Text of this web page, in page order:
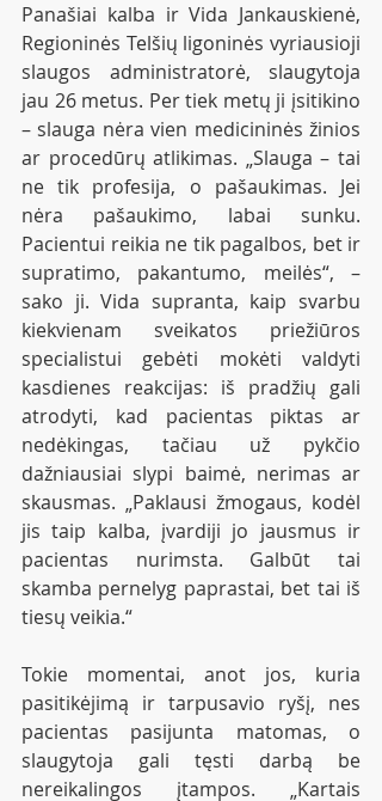
Panašiai kalba ir Vida Jankauskienė,
Regioninės Telšių ligoninės vyriausioji
slaugos administratorė, slaugytoja
jau 26 metus. Per tiek metų ji įsitikino
– slauga nėra vien medicininės žinios
ar procedūrų atlikimas. „Slauga – tai
ne tik profesija, o pašaukimas. Jei
nėra pašaukimo, labai sunku.
Pacientui reikia ne tik pagalbos, bet ir
supratimo, pakantumo, meilės“, –
sako ji. Vida supranta, kaip svarbu
kiekvienam sveikatos priežiūros
specialistui gebėti mokėti valdyti
kasdienes reakcijas: iš pradžių gali
atrodyti, kad pacientas piktas ar
nedėkingas, tačiau už pykčio
dažniausiai slypi baimė, nerimas ar
skausmas. „Paklausi žmogaus, kodėl
jis taip kalba, įvardiji jo jausmus ir
pacientas nurimsta. Galbūt tai
skamba pernelyg paprastai, bet tai iš
tiesų veikia.“
Tokie momentai, anot jos, kuria
pasitikėjimą ir tarpusavio ryšį, nes
pacientas pasijunta matomas, o
slaugytoja gali tęsti darbą be
nereikalingos įtampos. „Kartais